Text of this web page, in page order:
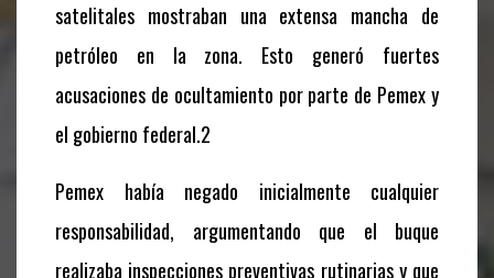
satelitales mostraban una extensa mancha de
petróleo en la zona. Esto generó fuertes
acusaciones de ocultamiento por parte de Pemex y
el gobierno federal.2
Pemex había negado inicialmente cualquier
responsabilidad, argumentando que el buque
realizaba inspecciones preventivas rutinarias y que